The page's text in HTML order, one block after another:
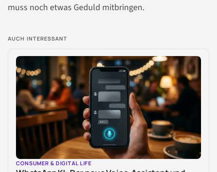
muss noch etwas Geduld mitbringen.
AUCH INTERESSANT
CONSUMER & DIGITAL LIFE